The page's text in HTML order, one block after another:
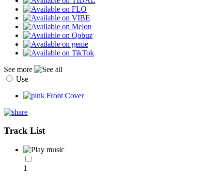
See more
Use
Track List
1